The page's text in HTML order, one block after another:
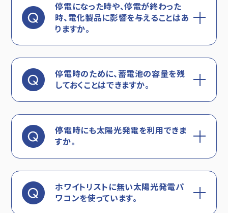
停電になった時や、停電が終わった
時、電化製品に影響を与えることはあ
りますか。
停電時のために、蓄電池の容量を残
しておくことはできますか。
停電時にも太陽光発電を利用できま
すか。
ホワイトリストに無い太陽光発電パ
ワコンを使っています。